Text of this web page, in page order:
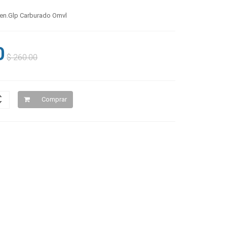
Carburado Omvl
$ 260.00
Comprar